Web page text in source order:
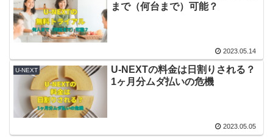
まで（何台まで）可能？
2023.05.14
U-NEXT
U-NEXTの料金は日割りされる？
1ヶ月分ムダ払いの危機
2023.05.05